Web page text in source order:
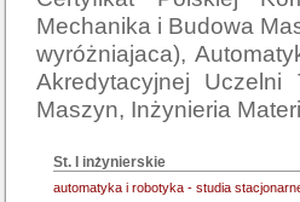
Mechanika i Budowa
wyróżniajaca),
Akredytacyjnej
St. I inżynierskie
automatyka i robotyka - studia